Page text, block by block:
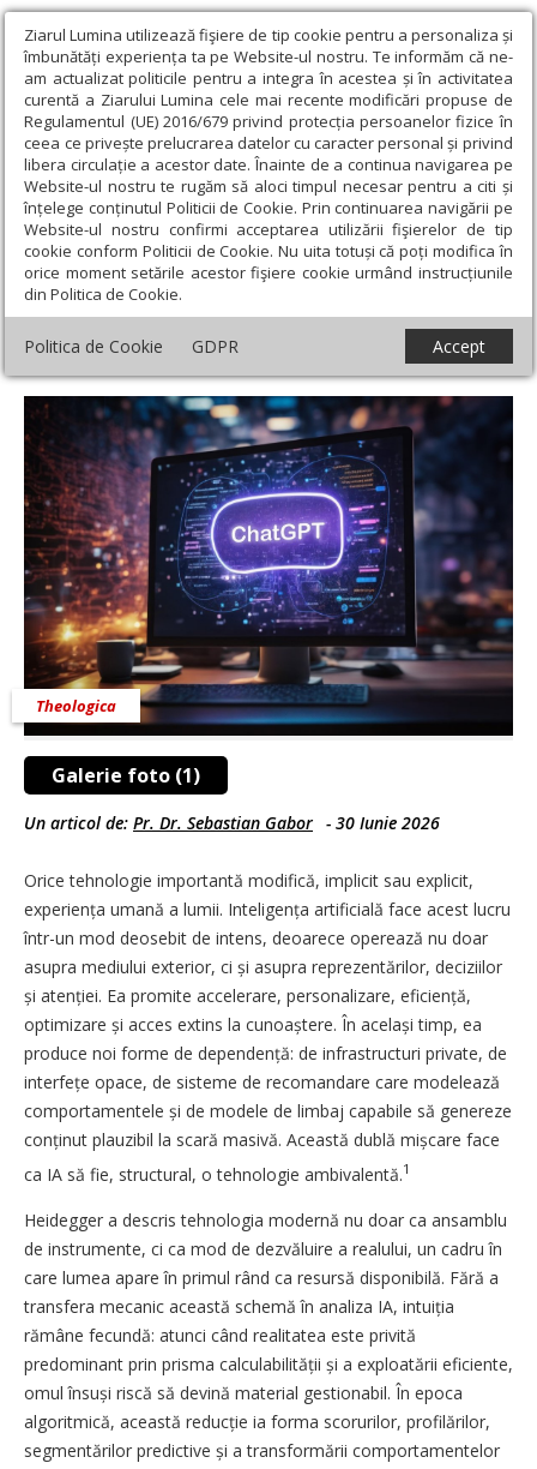
Ziarul Lumina utilizează fişiere de tip cookie pentru a personaliza și
îmbunătăți experiența ta pe Website-ul nostru. Te informăm că ne-
am actualizat politicile pentru a integra în acestea și în activitatea
curentă a Ziarului Lumina cele mai recente modificări propuse de
Regulamentul (UE) 2016/679 privind protecția persoanelor fizice în
ceea ce privește prelucrarea datelor cu caracter personal și privind
libera circulație a acestor date. Înainte de a continua navigarea pe
Website-ul nostru te rugăm să aloci timpul necesar pentru a citi și
înțelege conținutul Politicii de Cookie. Prin continuarea navigării pe
Website-ul nostru confirmi acceptarea utilizării fişierelor de tip
cookie conform Politicii de Cookie. Nu uita totuși că poți modifica în
orice moment setările acestor fişiere cookie urmând instrucțiunile
din Politica de Cookie.
Politica de Cookie GDPR Accept
Ziarul Lumina › Teologie și spiritualitate › Theologica ›
Tehnologia ca promisiune și amenințare sau despre importanţa
dimensiunii existenţiale
Tehnologia ca promisiune și amenințare
sau despre importanţa dimensiunii
existenţiale
Galerie foto (1)
Theologica
Un articol de: Pr. Dr. Sebastian Gabor - 30 Iunie 2026
Orice tehnologie importantă modifică, implicit sau explicit,
experiența umană a lumii. Inteligența artificială face acest lucru
într-un mod deosebit de intens, deoarece operează nu doar
asupra mediului exterior, ci și asupra reprezentărilor, deciziilor
și aten­ției. Ea promite accelerare, personalizare, efici­ență,
optimizare și acces extins la cunoaștere. În același timp, ea
produce noi forme de depen­dență: de infrastructuri private, de
interfețe opace, de sisteme de recomandare care modelează
comportamentele și de modele de limbaj capabile să genereze
conținut plauzibil la scară masivă. Această dublă mișcare face
ca IA să fie, structural, o tehnologie ambivalentă.1
Heidegger a descris tehnologia modernă nu doar ca ansamblu
de instrumente, ci ca mod de dezvăluire a realului, un cadru în
care lumea apare în primul rând ca resursă disponibilă. Fără a
transfera mecanic această schemă în analiza IA, in­tuiția
rămâne fecundă: atunci când realitatea este privită
predominant prin prisma calcula­bilității și a exploatării eficiente,
omul însuși riscă să devină material gestionabil. În epoca
algoritmică, această reducție ia forma scorurilor, profilărilor,
segmentărilor predictive și a transformării comportamentelor